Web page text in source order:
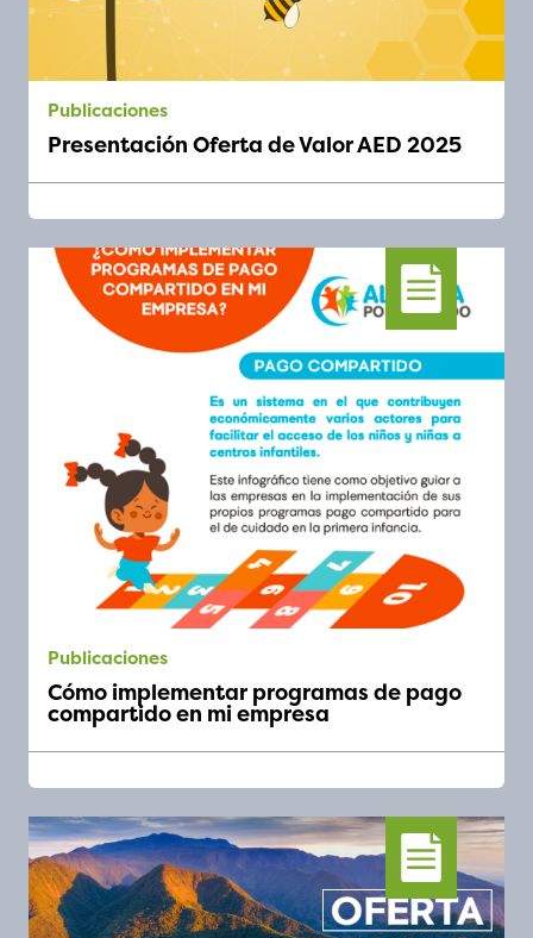
publicaciones
Presentación Oferta de Valor AED 2025
publicaciones
Cómo implementar programas de pago
compartido en mi empresa